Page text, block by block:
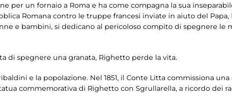
per un fornaio a Roma e ha come compagna la sua
Romana contro le truppe francesi inviate in aiuto del
e bambini, si dedicano al pericoloso compito di spegnere le
di spegnere una granata, Righetto perde la vita.
e la popolazione. Nel 1851, il Conte Litta commissiona una
commemorativa di Righetto con Sgrullarella, a ricordo dei